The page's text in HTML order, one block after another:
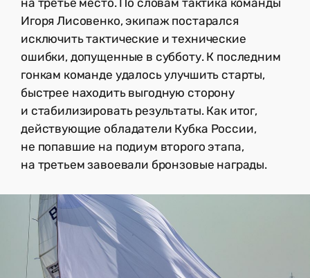
на третье место. По словам тактика команды
Игоря Лисовенко, экипаж постарался
исключить тактические и технические
ошибки, допущенные в субботу. К последним
гонкам команде удалось улучшить старты,
быстрее находить выгодную сторону
и стабилизировать результаты. Как итог,
действующие обладатели Кубка России,
не попавшие на подиум второго этапа,
на третьем завоевали бронзовые награды.